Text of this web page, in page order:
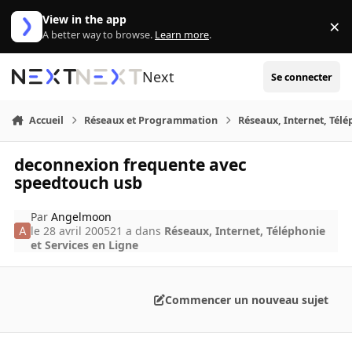
Aller au contenu
View in the app
A better way to browse. Learn more. ×
Next Se connecter
Accueil Réseaux et Programmation Réseaux, Internet,
deconnexion frequente avec
speedtouch usb
ParAngelmoon
le 28 avril 200521 a dans Réseaux, Internet, Téléphonie
et Services en Ligne
Commencer un nouveau sujet